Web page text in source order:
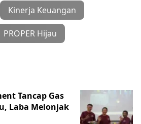
Kinerja Keuangan
PROPER Hijau
Tancap Gas
Laba Melonjak